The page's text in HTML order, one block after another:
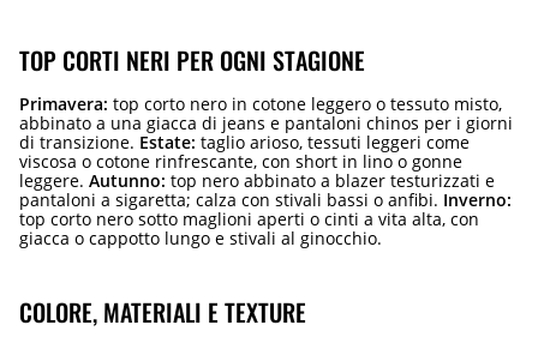
TOP CORTI NERI PER OGNI STAGIONE
Primavera: top corto nero in cotone leggero o tessuto misto,
abbinato a una giacca di jeans e pantaloni chinos per i giorni
di transizione. Estate: taglio arioso, tessuti leggeri come
viscosa o cotone rinfrescante, con short in lino o gonne
leggere. Autunno: top nero abbinato a blazer testurizzati e
pantaloni a sigaretta; calza con stivali bassi o anfibi. Inverno:
top corto nero sotto maglioni aperti o cinti a vita alta, con
giacca o cappotto lungo e stivali al ginocchio.
COLORE, MATERIALI E TEXTURE